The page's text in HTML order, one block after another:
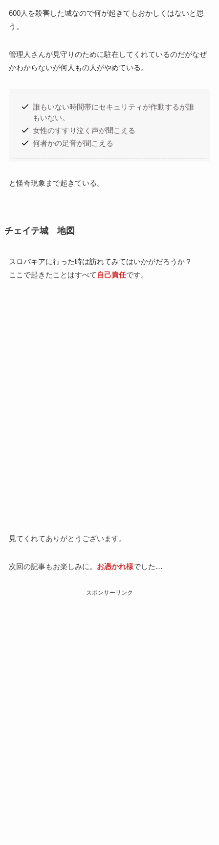
600人を殺害した城なので何が起きてもおかしくはないと思
う。
管理人さんが見守りのために駐在してくれているのだがなぜ
かわからないが何人もの人がやめている。
誰もいない時間帯にセキュリティが作動するが誰
もいない。
女性のすすり泣く声が聞こえる
何者かの足音が聞こえる
と怪奇現象まで起きている。
チェイテ城 地図
スロバキアに行った時は訪れてみてはいかがだろうか？
ここで起きたことはすべて 自己責任です。
見てくれてありがとうございます。
次回の記事もお楽しみに。 お憑かれ様でした…
スポンサーリンク